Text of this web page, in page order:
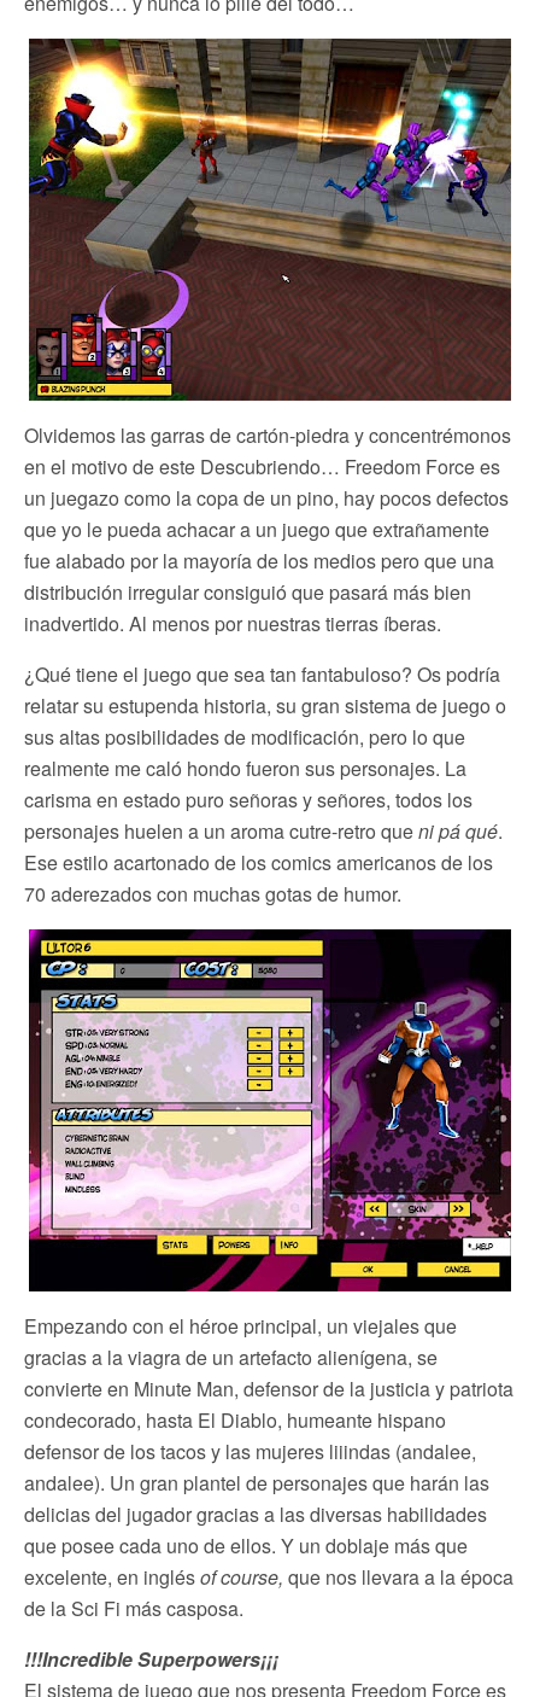
Olvidemos las garras de cartón-piedra y concentrémonos
en el motivo de este Descubriendo… Freedom Force es
un juegazo como la copa de un pino, hay pocos defectos
que yo le pueda achacar a un juego que extrañamente
fue alabado por la mayoría de los medios pero que una
distribución irregular consiguió que pasará más bien
inadvertido. Al menos por nuestras tierras íberas.
¿Qué tiene el juego que sea tan fantabuloso? Os podría
relatar su estupenda historia, su gran sistema de juego o
sus altas posibilidades de modificación, pero lo que
realmente me caló hondo fueron sus personajes. La
carisma en estado puro señoras y señores, todos los
personajes huelen a un aroma cutre-retro queni pá qué.
Ese estilo acartonado de los comics americanos de los
70 aderezados con muchas gotas de humor.
Empezando con el héroe principal, un viejales que
gracias a la viagra de un artefacto alienígena, se
convierte en Minute Man, defensor de la justicia y patriota
condecorado, hasta El Diablo, humeante hispano
defensor de los tacos y las mujeres liiindas (andalee,
andalee). Un gran plantel de personajes que harán las
delicias del jugador gracias a las diversas habilidades
que posee cada uno de ellos. Y un doblaje más que
excelente, en inglésof course, que nos llevara a la época
de la Sci Fi más casposa.
!!!Incredible Superpowers¡¡¡
El sistema de juego que nos presenta Freedom Force es